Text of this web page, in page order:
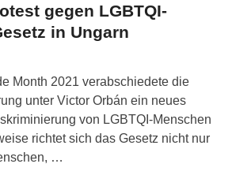
gegen LGBTQI-
in Ungarn
Month 2021 verabschiedete die
unter Victor Orbán ein neues
von LGBTQI-Menschen
richtet sich das Gesetz nicht nur
…